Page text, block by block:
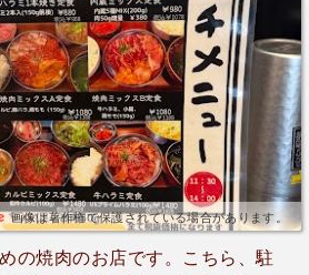
チでした。他のランチメニュー
が良く、接客も丁寧と通いたくな
。店内はカウンター5席、小上
席が6卓24席と計30席程ありまし
席もあるので一人でも利用しやす
。駐車場は店舗隣に砂利敷きのス
詰めれば8台程度駐車可能です。
画像は著作権で保護されている場合があります。
の焼肉のお店です。こちら、駐